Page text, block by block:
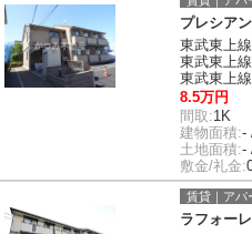
プレシア
東武東上
東武東上
東武東上
8.5万円
間取:1K
建物面積:-
土地面積:-
敷金/礼金:
賃貸｜アパ
ラフォーレ